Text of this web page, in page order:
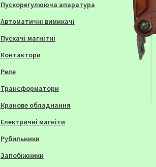
Пускорегулююча апаратура
Автоматичні вимикачі
Пускачі магнітні
Контактори
Реле
Трансформатори
Кранове обладнання
Електричні магніти
Рубильники
Запобіжники